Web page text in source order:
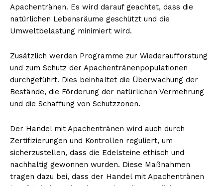
Apachentränen. Es wird darauf geachtet, dass die
natürlichen Lebensräume geschützt und die
Umweltbelastung minimiert wird.
Zusätzlich werden Programme zur Wiederaufforstung
und zum Schutz der Apachentränenpopulationen
durchgeführt. Dies beinhaltet die Überwachung der
Bestände, die Förderung der natürlichen Vermehrung
und die Schaffung von Schutzzonen.
Der Handel mit Apachentränen wird auch durch
Zertifizierungen und Kontrollen reguliert, um
sicherzustellen, dass die Edelsteine ethisch und
nachhaltig gewonnen wurden. Diese Maßnahmen
tragen dazu bei, dass der Handel mit Apachentränen